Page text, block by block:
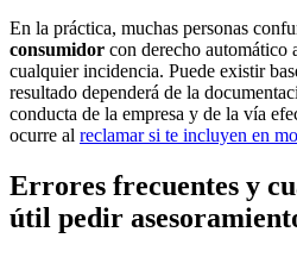
En la práctica, muchas personas
consumidor con derecho automático
cualquier incidencia. Puede existir
resultado dependerá de la
conducta de la empresa y de la vía
ocurre al reclamar si te incluyen en
Errores frecuentes y
útil pedir